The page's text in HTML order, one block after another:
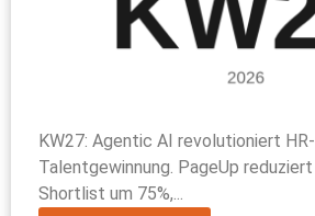
KW27: Agentic AI revolutioniert
Talentgewinnung. PageUp
Shortlist um 75%,...